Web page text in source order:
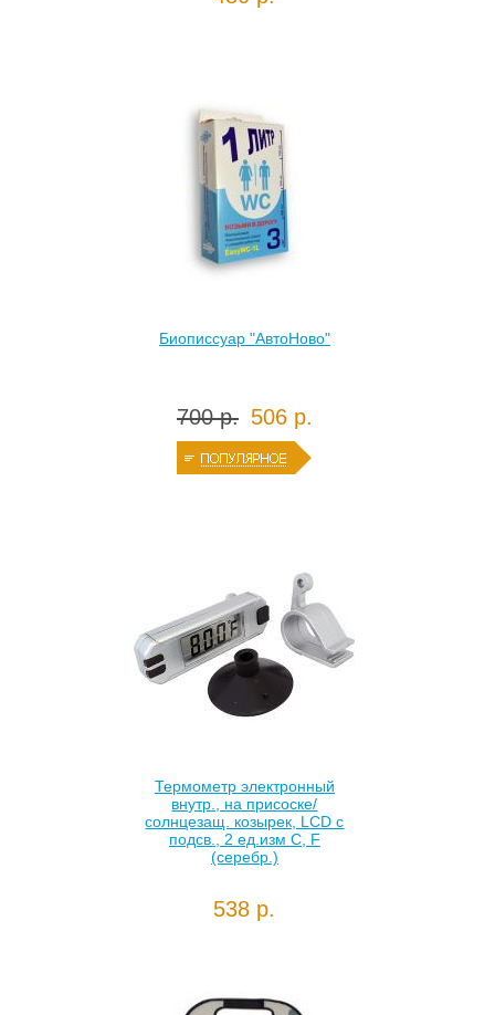
Биописсуар "АвтоНово"
700 р. 506 р.
Термометр электронный
внутр., на присоске/
солнцезащ. козырек, LCD с
подсв., 2 ед.изм C, F
(серебр.)
538 р.